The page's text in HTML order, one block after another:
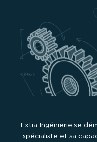
Extia Ingénierie se
spécialiste et sa